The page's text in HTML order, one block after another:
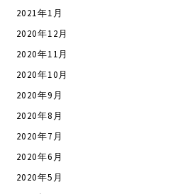
2021年1月
2020年12月
2020年11月
2020年10月
2020年9月
2020年8月
2020年7月
2020年6月
2020年5月